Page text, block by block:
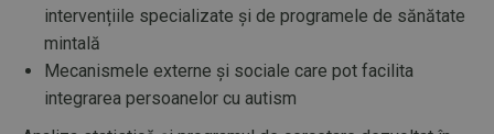
intervențiile specializate și de programele de sănătate
mintală
Mecanismele externe și sociale care pot facilita
integrarea persoanelor cu autism